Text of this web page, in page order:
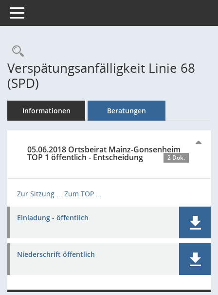
Toggle navigation
Rechercheauswahl
Verspätungsanfälligkeit Linie 68
(SPD)
Informationen Beratungen
05.06.2018 Ortsbeirat Mainz-Gonsenheim
TOP 1 öffentlich - Entscheidung 2 Dok.
Zur Sitzung ... Zum TOP ...
Einladung - öffentlich
Niederschrift öffentlich